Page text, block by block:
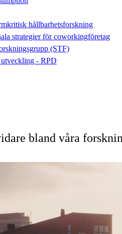
hållbarhetsforskning
strategier för coworkingföretag
(STF)
- RPD
bland våra